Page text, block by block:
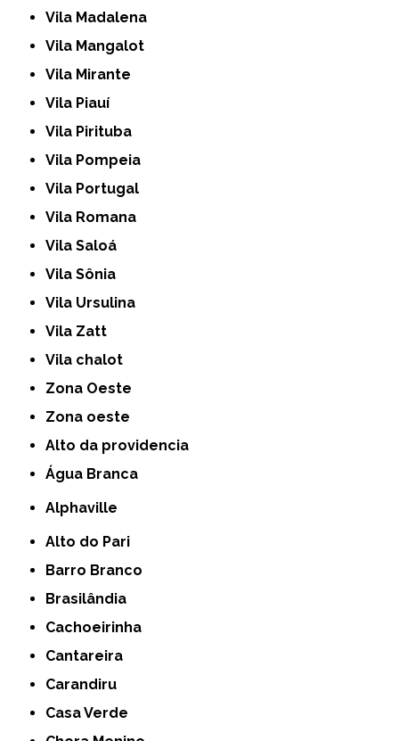
Vila Madalena
Vila Mangalot
Vila Mirante
Vila Piauí
Vila Pirituba
Vila Pompeia
Vila Portugal
Vila Romana
Vila Saloá
Vila Sônia
Vila Ursulina
Vila Zatt
Vila chalot
Zona Oeste
Zona oeste
alto da providencia
Água Branca
Alphaville
Alto do Pari
Barro Branco
Brasilândia
Cachoeirinha
Cantareira
Carandiru
Casa Verde